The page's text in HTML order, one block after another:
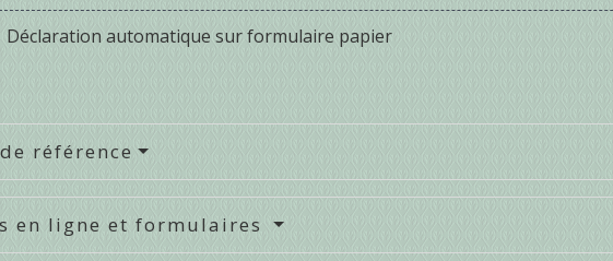
Déclaration automatique sur formulaire papier
référence
en ligne et formulaires